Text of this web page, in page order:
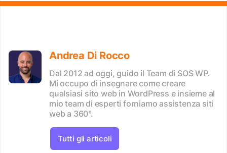
Andrea Di Rocco
Dal 2012 ad oggi, guido il Team di SOS WP.
Mi occupo di insegnare come creare
qualsiasi sito web in WordPress e insieme al
mio team di esperti forniamo assistenza siti
web a 360°.
Tutti gli articoli